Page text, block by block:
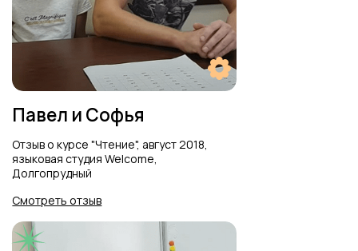
Александра
Отзыв Саши о летнем интенсиве